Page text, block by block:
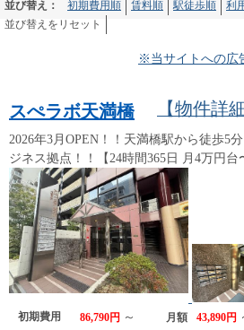
並び替え： 初期費用順 賃料順 駅徒歩順
利
並び替えをリセット
※当サイトへの広
スぺラボ天満橋 【物件詳細
2026年3月OPEN！！天満橋駅から徒歩5
ジネス拠点！！【24時間365日 月4万円台
初期費用 86,790円 ～ 月額 43,890円